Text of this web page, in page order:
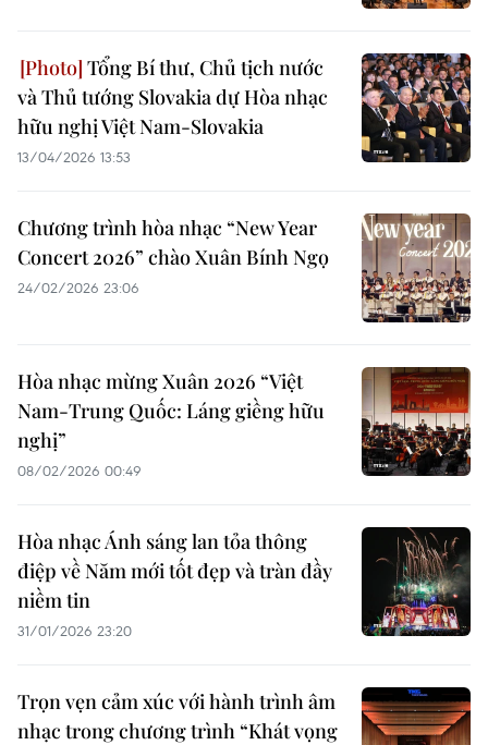
Tổng Bí thư, Chủ tịch nước
và Thủ tướng Slovakia dự Hòa nhạc
hữu nghị Việt Nam-Slovakia
13/04/2026 13:53
Chương trình hòa nhạc “New Year
Concert 2026” chào Xuân Bính Ngọ
24/02/2026 23:06
Hòa nhạc mừng Xuân 2026 “Việt
Nam-Trung Quốc: Láng giềng hữu
nghị”
08/02/2026 00:49
Hòa nhạc Ánh sáng lan tỏa thông
điệp về Năm mới tốt đẹp và tràn đầy
niềm tin
31/01/2026 23:20
Trọn vẹn cảm xúc với hành trình âm
nhạc trong chương trình “Khát vọng